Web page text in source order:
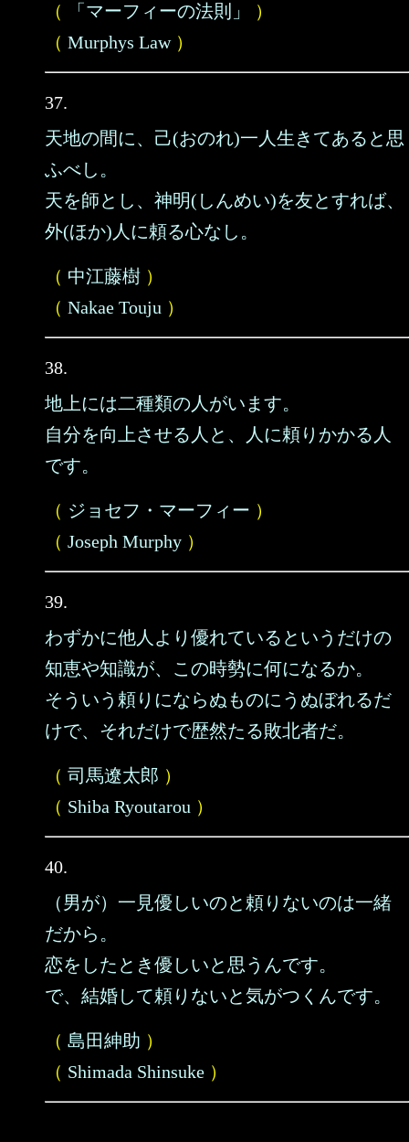
（ 「マーフィーの法則」
）
（ Murphys Law）
37.
天地の間に、己(おのれ)一人生きてあると思
ふべし。
天を師とし、神明(しんめい)を友とすれば、
外(ほか)人に頼る心なし。
（ 中江藤樹 ）
（ Nakae Touju ）
38.
地上には二種類の人がいます。
自分を向上させる人と、人に頼りかかる人
です。
（ ジョセフ・マーフィー ）
（ Joseph Murphy ）
39.
わずかに他人より優れているというだけの
知恵や知識が、この時勢に何になるか。
そういう頼りにならぬものにうぬぼれるだ
けで、それだけで歴然たる敗北者だ。
（ 司馬遼太郎 ）
（ Shiba Ryoutarou ）
40.
（男が）一見優しいのと頼りないのは一緒
だから。
恋をしたとき優しいと思うんです。
で、結婚して頼りないと気がつくんです。
（ 島田紳助 ）
（ Shimada Shinsuke ）